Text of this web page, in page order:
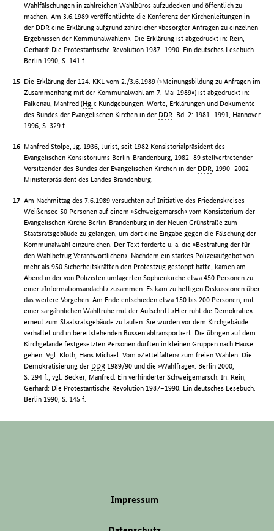
Wahlfälschungen in zahlreichen Wahlbüros aufzudecken und öffentlich zu
machen. Am 3.6.1989 veröffentlichte die Konferenz der Kirchenleitungen in
der DDR eine Erklärung aufgrund zahlreicher »besorgter Anfragen zu einzelnen
Ergebnissen der Kommunalwahlen«. Die Erklärung ist abgedruckt in: Rein,
Gerhard: Die Protestantische Revolution 1987–1990. Ein deutsches Lesebuch.
Berlin 1990, S. 141 f.
Die Erklärung der 124. KKL vom 2./3.6.1989 (»Meinungsbildung zu Anfragen im
Zusammenhang mit der Kommunalwahl am 7. Mai 1989«) ist abgedruckt in:
Falkenau, Manfred (Hg.): Kundgebungen. Worte, Erklärungen und Dokumente
des Bundes der Evangelischen Kirchen in der DDR. Bd. 2: 1981–1991, Hannover
1996, S. 329 f.
Manfred Stolpe, Jg. 1936, Jurist, seit 1982 Konsistorialpräsident des
Evangelischen Konsistoriums Berlin-Brandenburg, 1982–89 stellvertretender
Vorsitzender des Bundes der Evangelischen Kirchen in der DDR, 1990–2002
Ministerpräsident des Landes Brandenburg.
Am Nachmittag des 7.6.1989 versuchten auf Initiative des Friedenskreises
Weißensee 50 Personen auf einem »Schweigemarsch« vom Konsistorium der
Evangelischen Kirche Berlin-Brandenburg in der Neuen Grünstraße zum
Staatsratsgebäude zu gelangen, um dort eine Eingabe gegen die Fälschung der
Kommunalwahl einzureichen. Der Text forderte u. a. die »Bestrafung der für
den Wahlbetrug Verantwortlichen«. Nachdem ein starkes Polizeiaufgebot von
mehr als 950 Sicherheitskräften den Protestzug gestoppt hatte, kamen am
Abend in der von Polizisten umlagerten Sophienkirche etwa 450 Personen zu
einer »Informationsandacht« zusammen. Es kam zu heftigen Diskussionen über
das weitere Vorgehen. Am Ende entschieden etwa 150 bis 200 Personen, mit
einer sargähnlichen Wahltruhe mit der Aufschrift »Hier ruht die Demokratie«
erneut zum Staatsratsgebäude zu laufen. Sie wurden vor dem Kirchgebäude
verhaftet und in bereitstehenden Bussen abtransportiert. Die übrigen auf dem
Kirchgelände festgesetzten Personen durften in kleinen Gruppen nach Hause
gehen. Vgl. Kloth, Hans Michael. Vom »Zettelfalten« zum freien Wählen. Die
Demokratisierung der DDR 1989/90 und die »Wahlfrage«. Berlin 2000,
S. 294 f.; vgl. Becker, Manfred: Ein verhinderter Schweigemarsch. In: Rein,
Gerhard: Die Protestantische Revolution 1987–1990. Ein deutsches Lesebuch.
Berlin 1990, S. 145 f.
Impressum